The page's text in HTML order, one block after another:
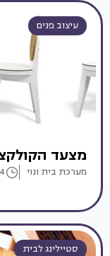
עיצוב פנים
מצעד
מערכת בית ונוי
סטיילינג לבית